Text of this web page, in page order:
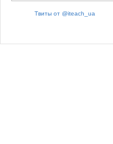
Твиты от @iteach_ua